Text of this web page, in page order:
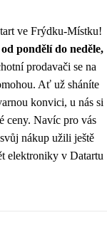
ve Frýdku-Místku!
od pondělí do neděle,
prodavači se na
Ať už sháníte
konvici, u nás si
ceny. Navíc pro vás
nákup užili ještě
elektroniky v Datartu